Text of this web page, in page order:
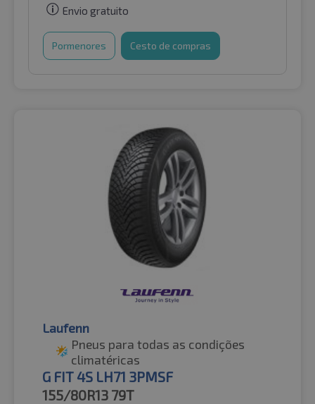
Envio gratuito
Pormenores Cesto de compras
Laufenn
Pneus para todas as condições
climatéricas
G FIT 4S LH71 3PMSF
155/80R13 79T